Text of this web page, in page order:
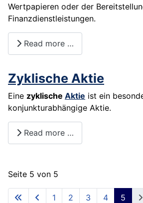
Wertpapieren oder der
Finanzdienstleistungen.
Read more …
Zyklische Aktie
Eine zyklische Aktie ist ein
konjunkturabhängige Aktie.
Read more …
Seite 5 von 5
1 2 3 4 5